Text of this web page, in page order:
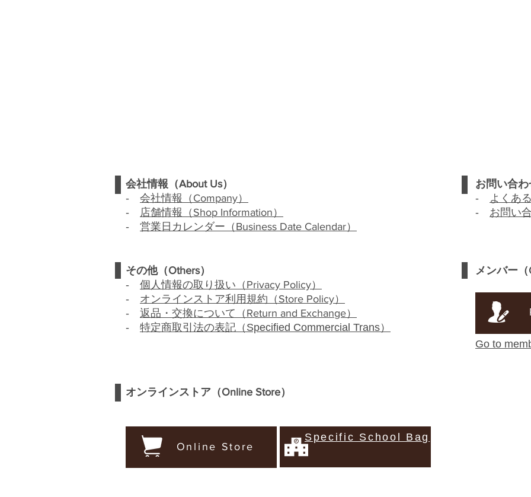
会社情報（About Us）
‐ 会社情報（ Company）
‐ 店舗情報（ Shop Information ）
‐ 営業日カレンダー（ Business Date Calendar）
お問い合わ
‐ よくあ
‐ お問い
その他（Others）
‐ 個人情報の取り扱い（ Privacy Policy）
‐ オンラインストア利用規約（ Store Policy）
‐ 返品・交換について（ Return and Exchange）
‐ 特定商取引法の表記 （Specified Commercial Trans）
メンバー（
Go to
オンラインストア（Online Store）
Online Store
Specific School Bag